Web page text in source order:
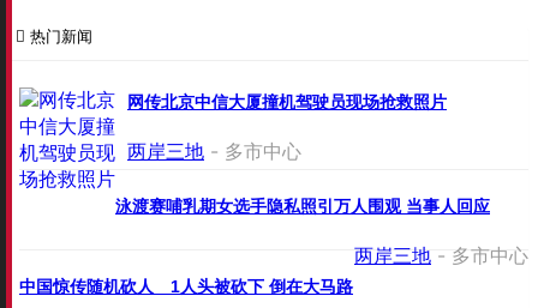
热门新闻
网传北京中信大厦撞机驾驶员现场抢救照片
两岸三地 - 多市中心
泳渡赛哺乳期女选手隐私照引万人围观 当事人回应
两岸三地 - 多市中心
中国惊传随机砍人 1人头被砍下 倒在大马路